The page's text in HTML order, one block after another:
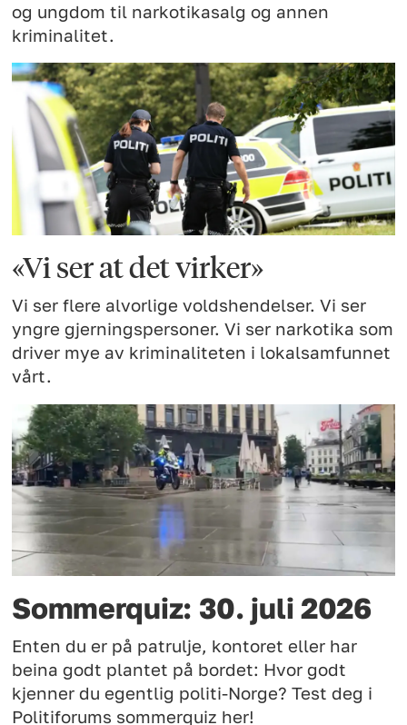
og ungdom til narkotikasalg og annen
kriminalitet.
«Vi ser at det virker»
Vi ser flere alvorlige voldshendelser. Vi ser
yngre gjerningspersoner. Vi ser narkotika som
driver mye av kriminaliteten i lokalsamfunnet
vårt.
Sommerquiz: 30. juli 2026
Enten du er på patrulje, kontoret eller har
beina godt plantet på bordet: Hvor godt
kjenner du egentlig politi-Norge? Test deg i
Politiforums sommerquiz her!